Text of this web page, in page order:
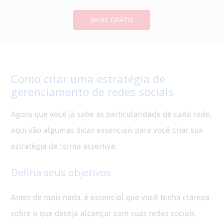
BAIXE GRÁTIS
Como criar uma estratégia de
gerenciamento de redes sociais
Agora que você já sabe as particularidade de cada rede,
aqui vão algumas dicas essenciais para você criar sua
estratégia de forma assertiva:
Defina seus objetivos
Antes de mais nada, é essencial que você tenha clareza
sobre o que deseja alcançar com suas redes sociais.